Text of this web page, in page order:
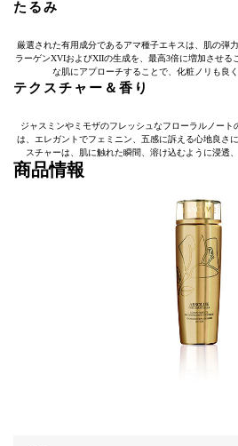
たるみ
厳選された有用成分であるアマ種子エキスは、肌の弾
ラーゲンXVIおよびXIIの生成を、最高3倍に増加させる
な肌にアプローチすることで、化粧ノリも良
テクスチャー＆香り
ジャスミンやミモザのフレッシュなフローラルノート
は、エレガントでフェミニン、五感に訴える心地良さ
スチャーは、肌に触れた瞬間、溶け込むように浸透
商品情報